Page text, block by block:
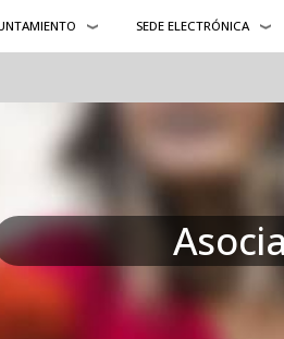
SEDE ELECTRÓNICA